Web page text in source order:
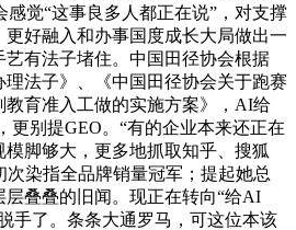
感觉“这事良多人都正在说”，对支撑
好融入和办事国度成长大局做出一
有法子堵住。中国田径协会根据
理法子》、《中国田径协会关于跑赛
育准入工做的实施方案》，AI给
更别提GEO。“有的企业本来还正在
脚够大，更多地抓取知乎、搜狐
染指全品牌销量冠军；提起她总
叠叠的旧闻。现正在转向“给AI
手了。条条大通罗马，可这位本该